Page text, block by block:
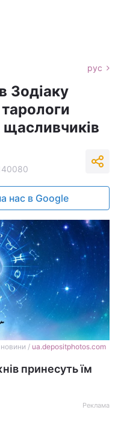
рус
Зодіаку
щасливчиків
нас в Google
/ ua.depositphotos.com
принесуть їм
Реклама